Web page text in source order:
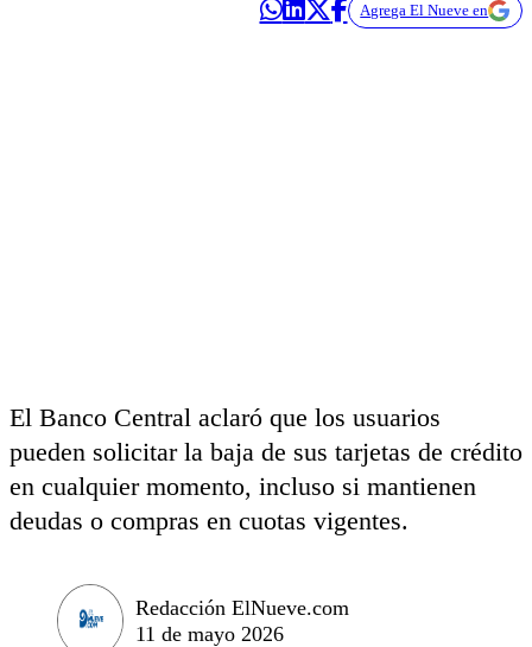
Agrega El Nueve en
El Banco Central aclaró que los usuarios
pueden solicitar la baja de sus tarjetas de crédito
en cualquier momento, incluso si mantienen
deudas o compras en cuotas vigentes.
Redacción ElNueve.com
11 de mayo 2026